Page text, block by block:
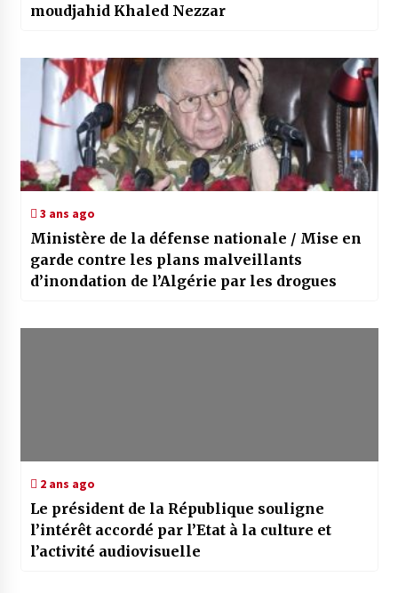
moudjahid Khaled Nezzar
3 ans ago
Ministère de la défense nationale / Mise en
garde contre les plans malveillants
d’inondation de l’Algérie par les drogues
2 ans ago
Le président de la République souligne
l’intérêt accordé par l’Etat à la culture et
l’activité audiovisuelle